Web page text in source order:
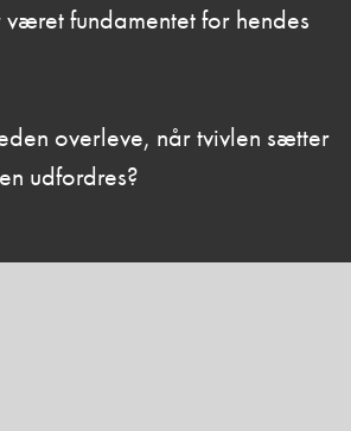
fundamentet for hendes
overleve, når tvivlen sætter
udfordres?